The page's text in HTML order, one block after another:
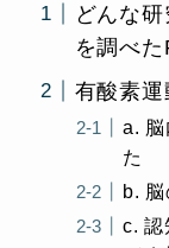
どんな
を調べ
有酸素運
a. 脳
た
b.
c. 認